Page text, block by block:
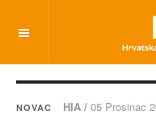
NOVAC HIA / 05 Prosinac